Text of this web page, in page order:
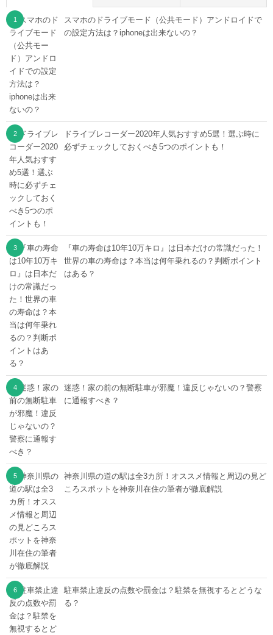
スマホのドライブモード（公共モード）アンドロイドで
の設定方法は？iphoneは出来ないの？
ドライブレコーダー2020年人気おすすめ5選！選ぶ時に
必ずチェックしておくべき5つのポイントも！
『車の寿命は10年10万キロ』は日本だけの常識だった！
世界の車の寿命は？本当は何年乗れるの？判断ポイント
はある？
迷惑！家の前の無断駐車が邪魔！違反じゃないの？警察
に通報すべき？
神奈川県の道の駅は全3カ所！オススメ情報と周辺の見ど
ころスポットを神奈川在住の筆者が徹底解説
駐車禁止違反の点数や罰金は？駐禁を無視するとどうな
る？